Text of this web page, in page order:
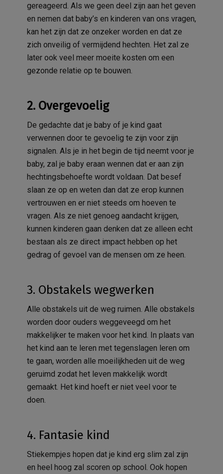
gereageerd. Als we geen deel zijn aan het geven
en nemen dat baby’s en kinderen van ons vragen,
kan het zijn dat ze onzeker worden en dat ze
zich onveilig of vermijdend hechten. Het zal ze
later ook veel meer moeite kosten om een
gezonde relatie op te bouwen.
2. Overgevoelig
De gedachte dat je baby of je kind gaat
verwennen door te gevoelig te zijn voor zijn
signalen. Als je in het begin de tijd neemt voor je
baby, zal je baby eraan wennen dat er aan zijn
hechtingsbehoefte wordt voldaan. Dat besef
slaan ze op en weten dan dat ze erop kunnen
vertrouwen en er niet steeds om hoeven te
vragen. Als ze niet genoeg aandacht krijgen,
kunnen kinderen gaan denken dat ze alleen echt
bestaan als ze direct impact hebben op het
gedrag of gevoel van de mensen om ze heen.
3. Obstakels wegwerken
Alle obstakels uit de weg ruimen. Alle obstakels
worden door ouders weggeveegd om het
makkelijker te maken voor het kind. In plaats van
het kind aan te leren met tegenslagen leren om
te gaan, worden alle moeilijkheden uit de weg
geruimd zodat het leven makkelijk wordt
gemaakt. Het kind hoeft er niet veel voor te
doen.
4. Fantasie kind
Stiekempjes hopen dat je kind erg slim zal zijn
en heel hoog zal scoren op school. Ook hopen